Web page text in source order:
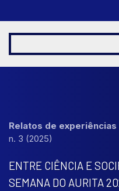
Relatos de
n. 3 (2025)
ENTRE CIÊNCIA E
SEMANA DO AURITA